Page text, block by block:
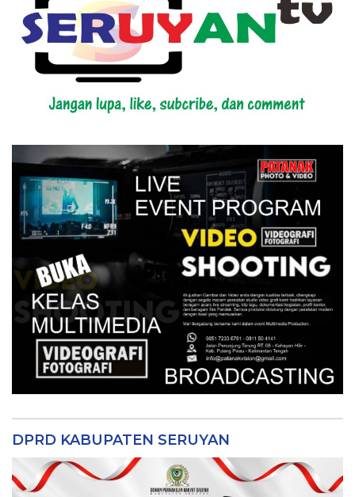
DPRD KABUPATEN SERUYAN